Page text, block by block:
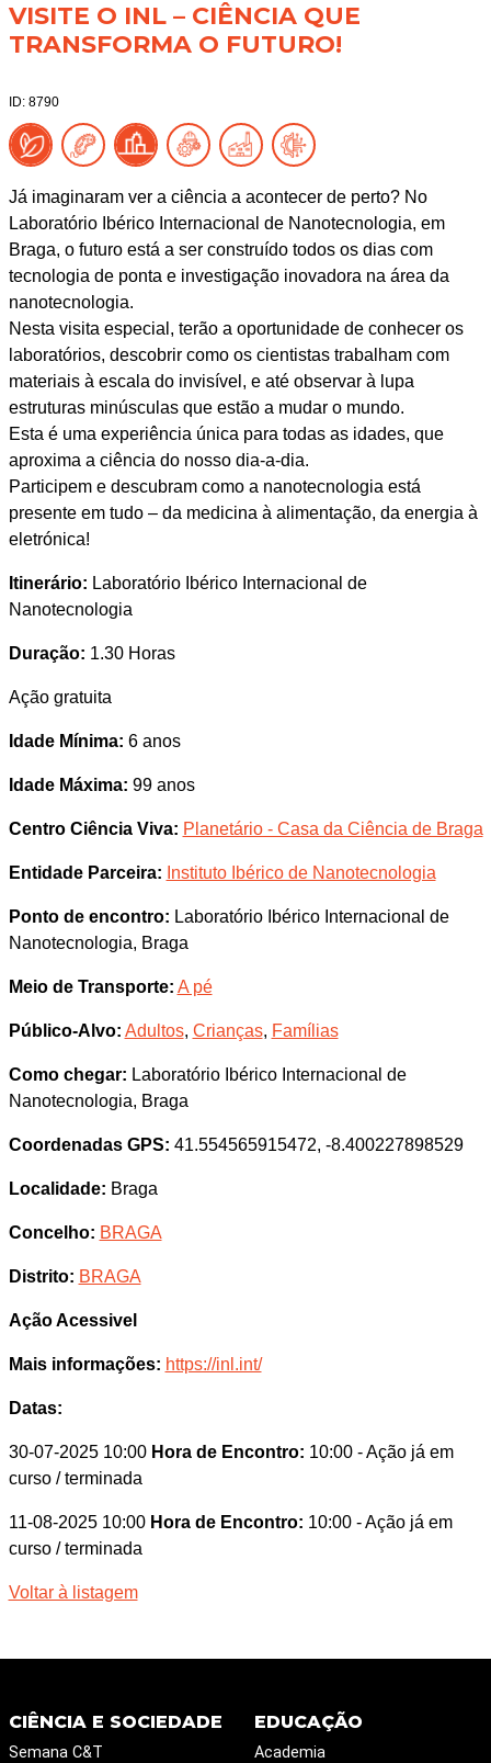
VISITE O INL – CIÊNCIA QUE
TRANSFORMA O FUTURO!
ID: 8790
Já imaginaram ver a ciência a acontecer de perto? No
Laboratório Ibérico Internacional de Nanotecnologia, em
Braga, o futuro está a ser construído todos os dias com
tecnologia de ponta e investigação inovadora na área da
nanotecnologia.
Nesta visita especial, terão a oportunidade de conhecer os
laboratórios, descobrir como os cientistas trabalham com
materiais à escala do invisível, e até observar à lupa
estruturas minúsculas que estão a mudar o mundo.
Esta é uma experiência única para todas as idades, que
aproxima a ciência do nosso dia-a-dia.
Participem e descubram como a nanotecnologia está
presente em tudo – da medicina à alimentação, da energia à
eletrónica!
Itinerário: Laboratório Ibérico Internacional de
Nanotecnologia
Duração: 1.30 Horas
Ação gratuita
Idade Mínima: 6 anos
Idade Máxima: 99 anos
Centro Ciência Viva: Planetário - Casa da Ciência de Braga
Entidade Parceira: Instituto Ibérico de Nanotecnologia
Ponto de encontro: Laboratório Ibérico Internacional de
Nanotecnologia, Braga
Meio de Transporte: A pé
Público-Alvo: Adultos, Crianças, Famílias
Como chegar: Laboratório Ibérico Internacional de
Nanotecnologia, Braga
Coordenadas GPS: 41.554565915472, -8.400227898529
Localidade: Braga
Concelho: BRAGA
Distrito: BRAGA
Ação Acessivel
Mais informações: https://inl.int/
Datas:
30-07-2025 10:00 Hora de Encontro: 10:00 - Ação já em
curso / terminada
11-08-2025 10:00 Hora de Encontro: 10:00 - Ação já em
curso / terminada
Voltar à listagem
CIÊNCIA E SOCIEDADE
Semana C&T
EDUCAÇÃO
Academia